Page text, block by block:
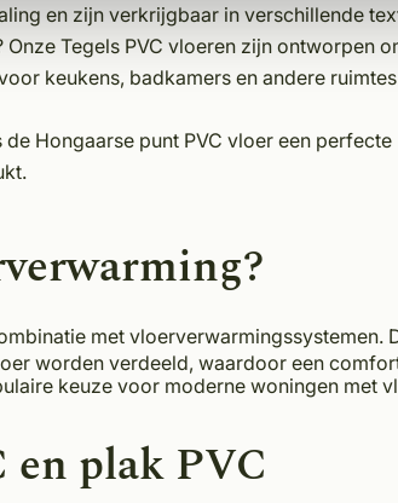
en zijn verkrijgbaar in verschillende
Tegels PVC vloeren zijn ontworpen
keukens, badkamers en andere
Hongaarse punt PVC vloer een
met vloerverwarmingssystemen.
worden verdeeld, waardoor een
keuze voor moderne woningen met
plak PVC